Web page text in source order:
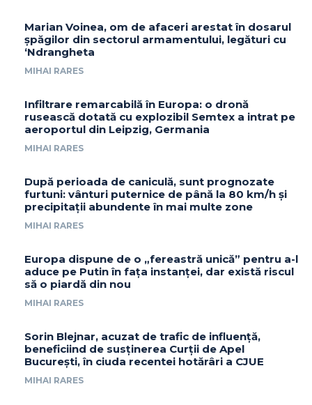
Marian Voinea, om de afaceri arestat în dosarul
șpăgilor din sectorul armamentului, legături cu
‘Ndrangheta
MIHAI RARES
Infiltrare remarcabilă în Europa: o dronă
rusească dotată cu explozibil Semtex a intrat pe
aeroportul din Leipzig, Germania
MIHAI RARES
După perioada de caniculă, sunt prognozate
furtuni: vânturi puternice de până la 80 km/h și
precipitații abundente în mai multe zone
MIHAI RARES
Europa dispune de o „fereastră unică” pentru a-l
aduce pe Putin în fața instanței, dar există riscul
să o piardă din nou
MIHAI RARES
Sorin Blejnar, acuzat de trafic de influență,
beneficiind de susținerea Curții de Apel
București, în ciuda recentei hotărâri a CJUE
MIHAI RARES